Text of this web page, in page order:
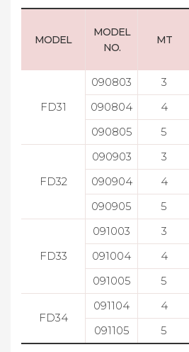
MODEL
MODEL
NO.
MT
FD31
090803 3
090804
4
090805
5
FD32
090903 3
090904
4
090905
5
FD33
091003 3
091004
4
091005
5
FD34
091104 4
091105
5